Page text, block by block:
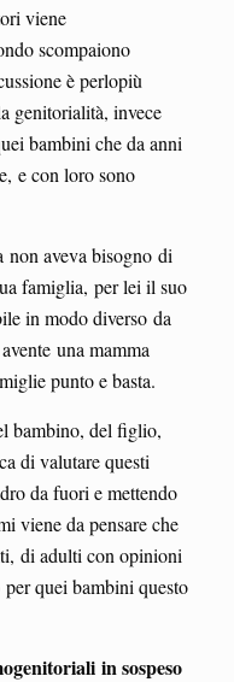
viene
scompaiono
è perlopiù
genitorialità, invece
bambini che da anni
e con loro sono
non aveva bisogno di
famiglia, per lei il suo
in modo diverso da
una mamma
punto e basta.
bambino, del figlio,
di valutare questi
da fuori e mettendo
viene da pensare che
di adulti con opinioni
quei bambini questo
in sospeso